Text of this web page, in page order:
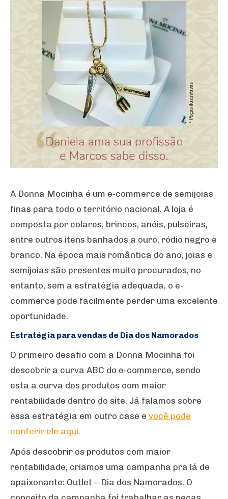
A Donna Mocinha é um e-commerce de semijoias
finas para todo o território nacional. A loja é
composta por colares, brincos, anéis, pulseiras,
entre outros itens banhados a ouro, ródio negro e
branco. Na época mais romântica do ano, joias e
semijoias são presentes muito procurados, no
entanto, sem a estratégia adequada, o e-
commerce pode facilmente perder uma excelente
oportunidade.
Estratégia para vendas de Dia dos Namorados
O primeiro desafio com a Donna Mocinha foi
descobrir a curva ABC do e-commerce, sendo
esta a curva dos produtos com maior
rentabilidade dentro do site. Já falamos sobre
essa estratégia em outro case e você pode
conferir ele aqui.
Após descobrir os produtos com maior
rentabilidade, criamos uma campanha pra lá de
apaixonante: Outlet – Dia dos Namorados. O